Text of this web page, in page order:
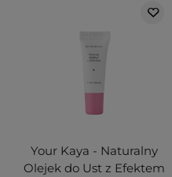
Your Kaya - Naturalny
Olejek do Ust z Efektem